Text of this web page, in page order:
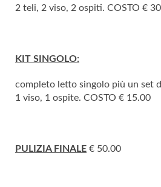
2 teli, 2 viso, 2 ospiti. COSTO €
KIT SINGOLO:
completo letto singolo più un set
1 viso, 1 ospite. COSTO € 15.00
PULIZIA FINALE € 50.00